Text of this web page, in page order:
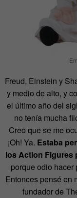
Freud, Einstein y
y medio de alto, y
el último año del
no tenía mucha
Creo que se me
¡Oh! Ya. Estaba
los Action Figures
porque odio hacer
Entonces pensé en
fundador de